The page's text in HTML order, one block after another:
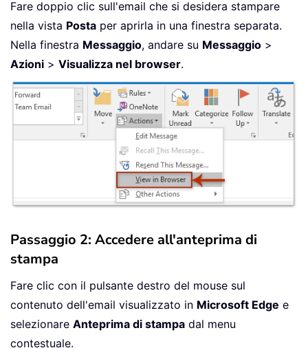
Fare doppio clic sull'email che si desidera stampare
nella vista Posta per aprirla in una finestra separata.
Nella finestra Messaggio, andare su Messaggio >
Azioni > Visualizza nel browser.
Passaggio 2: Accedere all'anteprima di
stampa
Fare clic con il pulsante destro del mouse sul
contenuto dell'email visualizzato in Microsoft Edge e
selezionare Anteprima di stampa dal menu
contestuale.